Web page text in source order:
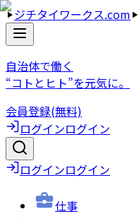
ジチタイワークス.com
自治体で働く
“コトとヒト”を元気に。
会員登録(無料)
ログインログイン
ログインログイン
仕事